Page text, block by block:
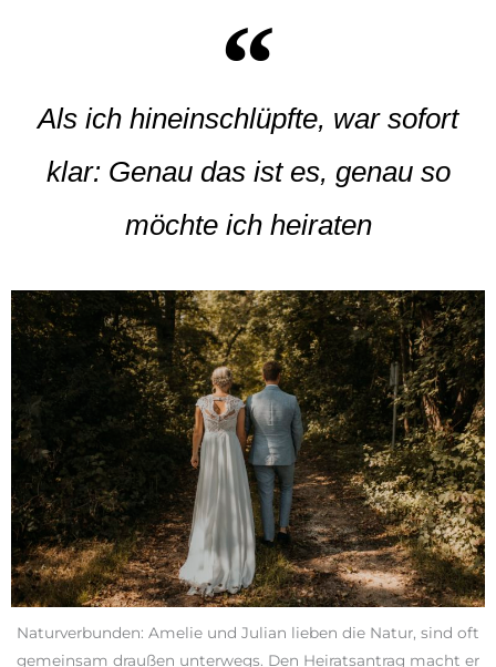
Als ich hineinschlüpfte, war sofort
klar: Genau das ist es, genau so
möchte ich heiraten
Naturverbunden: Amelie und Julian lieben die Natur, sind oft
gemeinsam draußen unterwegs. Den Heiratsantrag macht er